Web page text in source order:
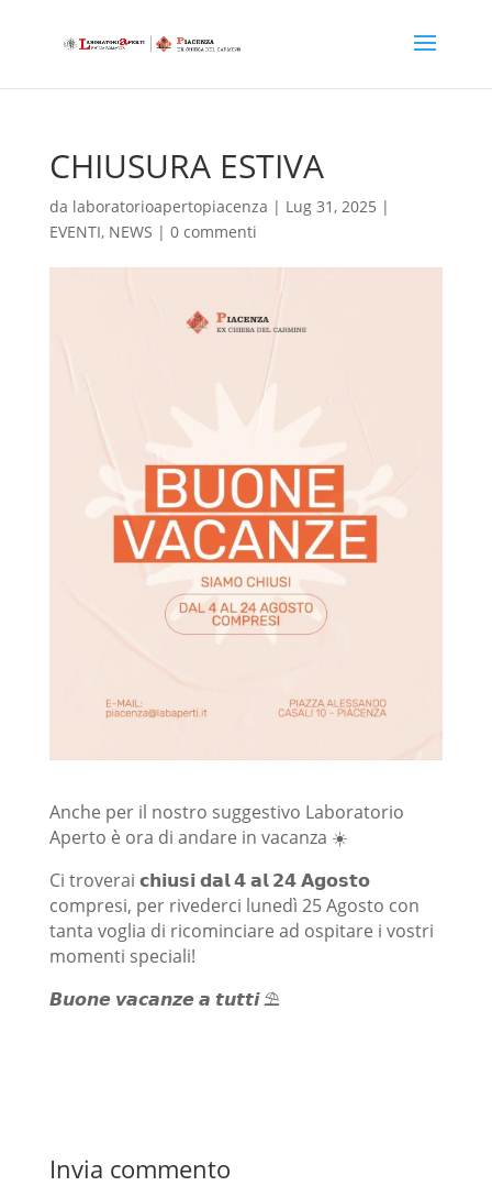
CHIUSURA ESTIVA
da laboratorioapertopiacenza | Lug 31, 2025 |
EVENTI, NEWS | 0 commenti
Anche per il nostro suggestivo Laboratorio
Aperto è ora di andare in vacanza ☀️
Ci troverai 𝗰𝗵𝗶𝘂𝘀𝗶 𝗱𝗮𝗹 𝟰 𝗮𝗹 𝟮𝟰 𝗔𝗴𝗼𝘀𝘁𝗼
compresi, per rivederci lunedì 25 Agosto con
tanta voglia di ricominciare ad ospitare i vostri
momenti speciali!
𝘽𝙪𝙤𝙣𝙚 𝙫𝙖𝙘𝙖𝙣𝙯𝙚 𝙖 𝙩𝙪𝙩𝙩𝙞 ⛱️
Invia commento